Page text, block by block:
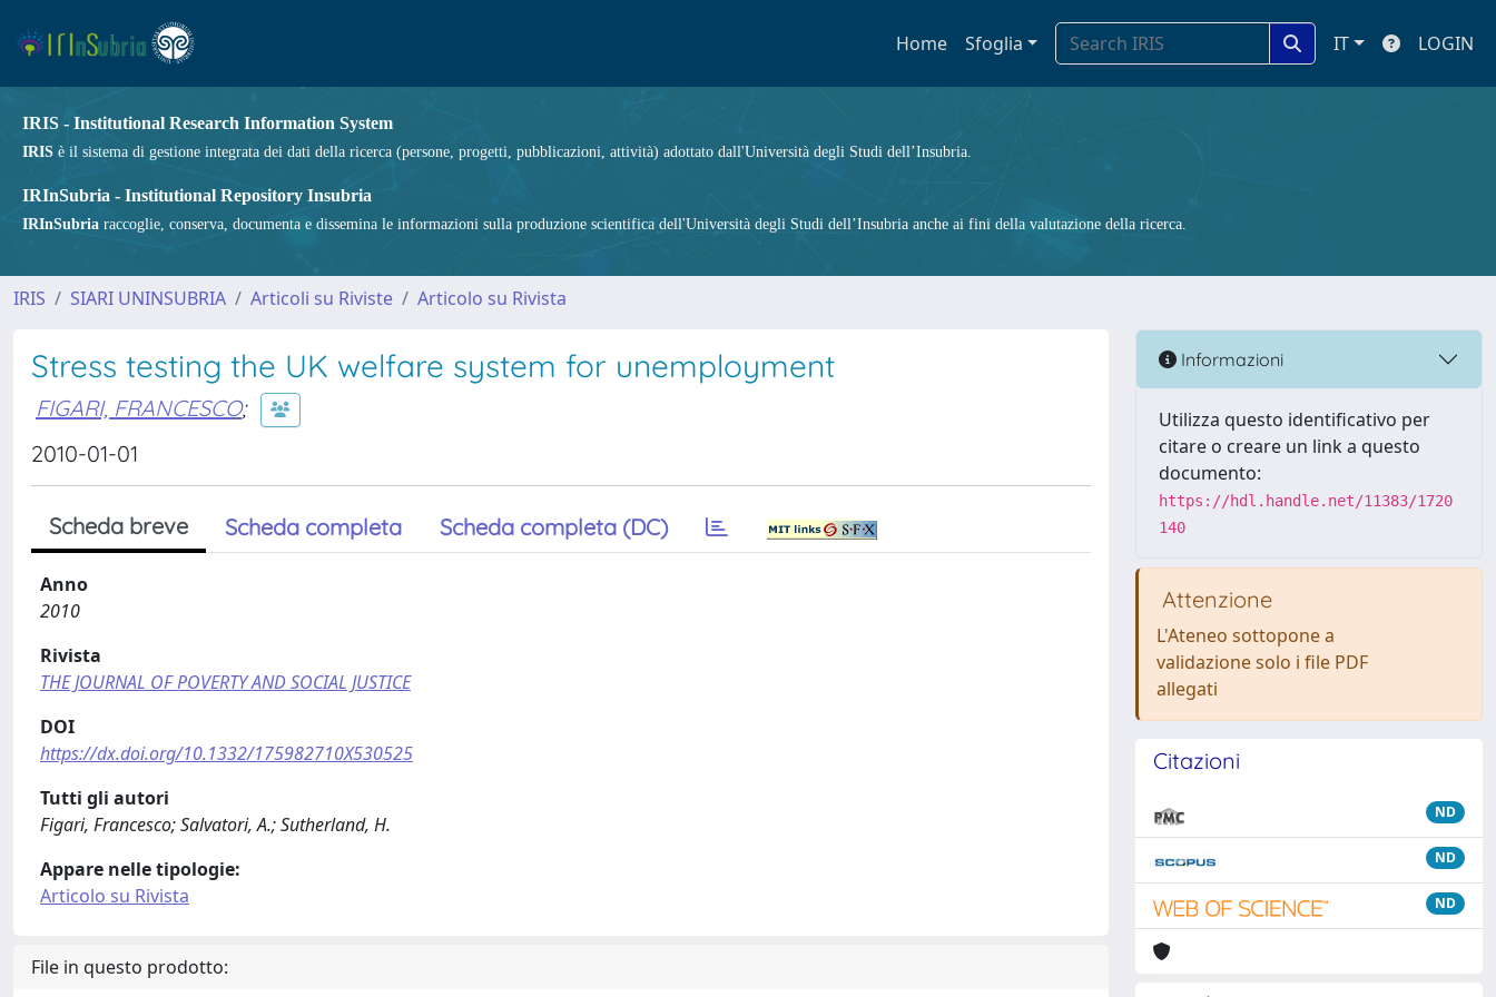
Home Sfoglia IT LOGIN
IRIS - Institutional Research Information System
IRIS è il sistema di gestione integrata dei dati della ricerca (persone, progetti, pubblicazioni, attività) adottato dall'Università degli Studi dell’Insubria.
IRInSubria - Institutional Repository Insubria
IRInSubria raccoglie, conserva, documenta e dissemina le informazioni sulla produzione scientifica dell'Università degli Studi dell’Insubria anche ai fini della valutazione della ricerca.
IRIS SIARI UNINSUBRIA Articoli su Riviste Articolo su Rivista
Stress testing the UK welfare system for unemployment
FIGARI, FRANCESCO;
2010-01-01
Scheda breve Scheda completa Scheda completa (DC)
Anno
2010
Rivista
THE JOURNAL OF POVERTY AND SOCIAL JUSTICE
DOI
https://dx.doi.org/10.1332/175982710X530525
Tutti gli autori
Figari, Francesco; Salvatori, A.; Sutherland, H.
Appare nelle tipologie:
Articolo su Rivista
File in questo prodotto:
Informazioni
Utilizza questo identificativo per
citare o creare un link a questo
documento:
https://hdl.handle.net/11383/1720
140
Attenzione
L'Ateneo sottopone a
validazione solo i file PDF
allegati
Citazioni
ND
ND
ND